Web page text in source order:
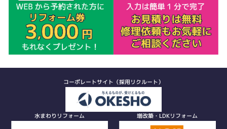
コーポレートサイト（採用リクルート）
水まわりリフォーム 増改築・LDKリフォーム